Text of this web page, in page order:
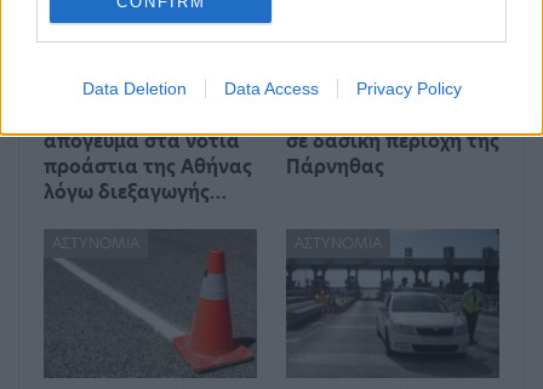
Data Deletion Data Access Privacy Policy
Kυκλοφοριακές
απόγευμα στα νότια
προάστια της Αθήνας
λόγω διεξαγωγής…
ΕΛΑΣ: Βρέθηκαν
σε δασική περιοχή της
Πάρνηθας
ΑΣΤΥΝΟΜΊΑ ΑΣΤΥΝΟΜΊΑ